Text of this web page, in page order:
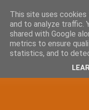
This site uses
and to analyze traffic.
shared with Google
metrics to ensure
statistics, and to